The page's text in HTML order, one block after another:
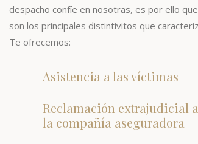
despacho confíe en nosotras, es por ello
son los principales distintivitos que
Te ofrecemos:
Asistencia a las víctimas
Reclamación extrajudicial a
la compañía aseguradora